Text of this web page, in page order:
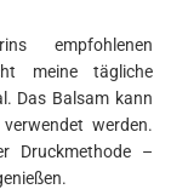
empfohlenen
meine tägliche
Das Balsam kann
werden.
Druckmethode –